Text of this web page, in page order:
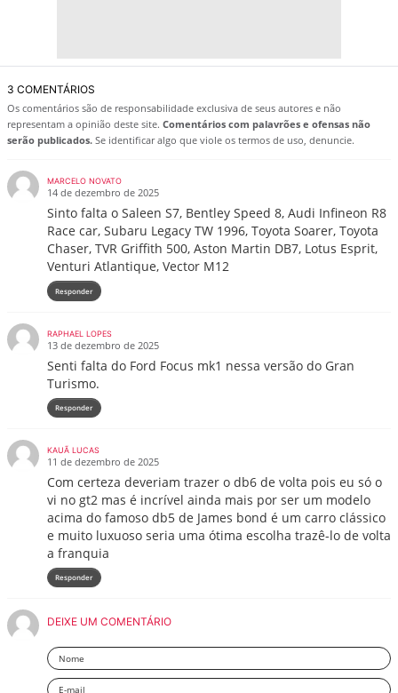
3 COMENTÁRIOS
Os comentários são de responsabilidade exclusiva de seus autores e não
representam a opinião deste site. Comentários com palavrões e ofensas não
serão publicados. Se identificar algo que viole os termos de uso, denuncie.
MARCELO NOVATO
14 de dezembro de 2025
Sinto falta o Saleen S7, Bentley Speed 8, Audi Infineon R8
Race car, Subaru Legacy TW 1996, Toyota Soarer, Toyota
Chaser, TVR Griffith 500, Aston Martin DB7, Lotus Esprit,
Venturi Atlantique, Vector M12
Responder
RAPHAEL LOPES
13 de dezembro de 2025
Senti falta do Ford Focus mk1 nessa versão do Gran
Turismo.
Responder
KAUÃ LUCAS
11 de dezembro de 2025
Com certeza deveriam trazer o db6 de volta pois eu só o
vi no gt2 mas é incrível ainda mais por ser um modelo
acima do famoso db5 de James bond é um carro clássico
e muito luxuoso seria uma ótima escolha trazê-lo de volta
a franquia
Responder
DEIXE UM COMENTÁRIO
Nome
Email